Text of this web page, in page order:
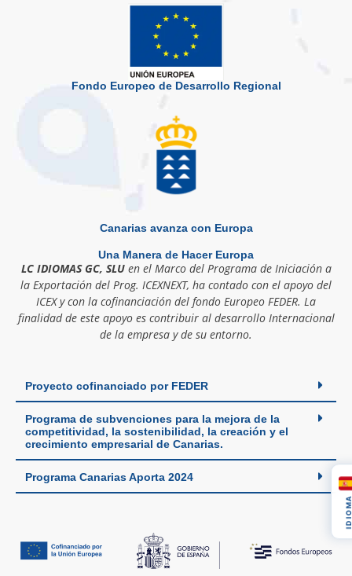
Fondo Europeo de Desarrollo Regional
Canarias avanza con Europa
Una Manera de Hacer Europa
LC IDIOMAS GC, SLUen el Marco del Programa de Iniciación a
la Exportación del Prog. ICEXNEXT, ha contado con el apoyo del
ICEX y con la cofinanciación del fondo Europeo FEDER. La
finalidad de este apoyo es contribuir al desarrollo Internacional
de la empresa y de su entorno.
Proyecto cofinanciado por FEDER
Programa de subvenciones para la mejora de la
competitividad, la sostenibilidad, la creación y el
crecimiento empresarial de Canarias.
Programa Canarias Aporta 2024
IDIOMA